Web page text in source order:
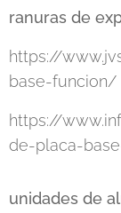
ranuras de
https://
base-funcion/
https://
de-placa-
unidades de